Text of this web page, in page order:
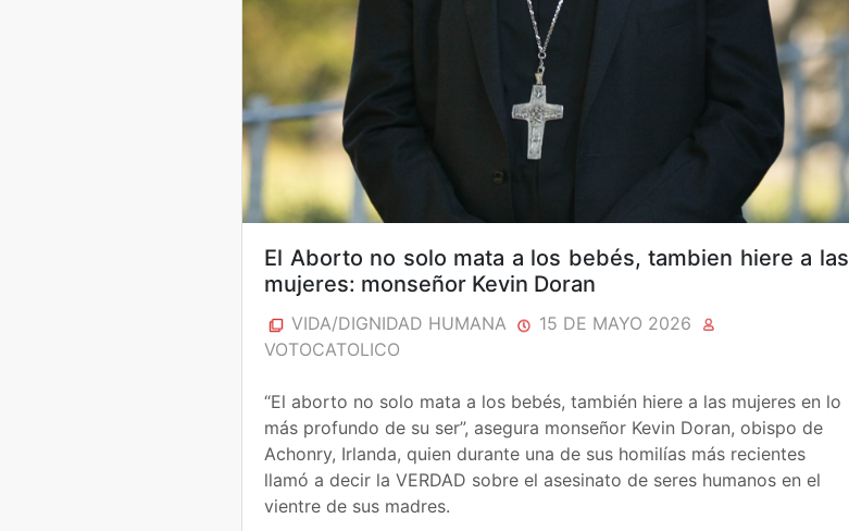
El Aborto no solo mata a los bebés, tambien hiere a las
mujeres: monseñor Kevin Doran
VIDA/DIGNIDAD HUMANA
15 DE MAYO 2026
VOTOCATOLICO
“El aborto no solo mata a los bebés, también hiere a las mujeres en lo
más profundo de su ser”, asegura monseñor Kevin Doran, obispo de
Achonry, Irlanda, quien durante una de sus homilías más recientes
llamó a decir la VERDAD sobre el asesinato de seres humanos en el
vientre de sus madres.